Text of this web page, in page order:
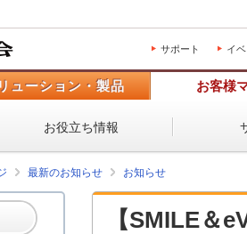
サポート イ
ューション・製品 お客様
お役立ち情報
最新のお知らせ お知らせ
【SMILE＆